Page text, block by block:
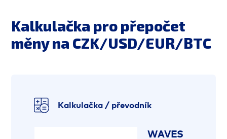
Kalkulačka pro přepočet
měny na CZK/USD/EUR/BTC
Kalkulačka / převodník
WAVES